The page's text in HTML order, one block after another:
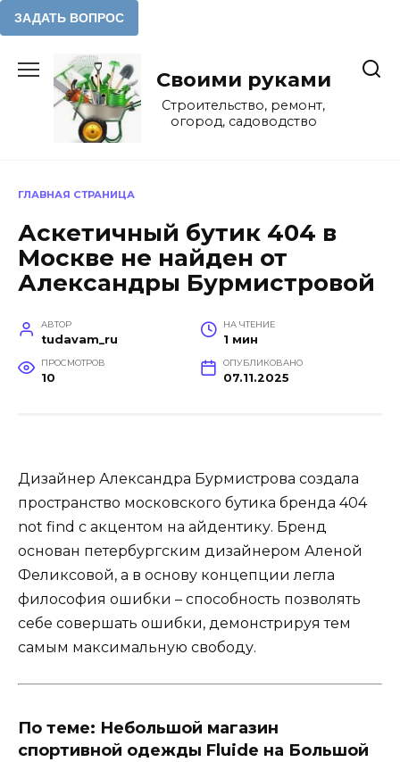
содержанию
Своими руками
Строительство, ремонт,
огород, садоводство
ГЛАВНАЯ СТРАНИЦА
Аскетичный бутик 404 в
Москве не найден от
Александры Бурмистровой
АВТОР
tudavam_ru
НА ЧТЕНИЕ
1 мин
ПРОСМОТРОВ
10
ОПУБЛИКОВАНО
07.11.2025
Дизайнер Александра Бурмистрова создала
пространство московского бутика бренда 404
not find с акцентом на айдентику. Бренд
основан петербургским дизайнером Аленой
Феликсовой, а в основу концепции легла
философия ошибки – способность позволять
себе совершать ошибки, демонстрируя тем
самым максимальную свободу.
По теме: Небольшой магазин
спортивной одежды Fluide на Большой